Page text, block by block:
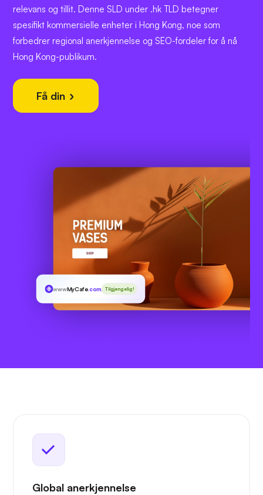
relevans og tillit. Denne SLD under .hk TLD betegner
spesifikt kommersielle enheter i Hong Kong, noe som
forbedrer regional anerkjennelse og SEO-fordeler for å nå
Hong Kong-publikum.
Få din
wwwMyCafe.com.hkTilgjengelig!
Global anerkjennelse